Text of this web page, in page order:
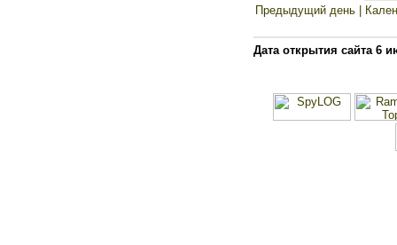
Предыдущий день
|
Дата открытия сайта 6